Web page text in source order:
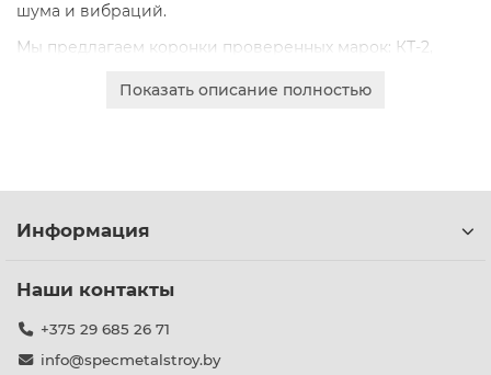
шума и вибраций.
Мы предлагаем коронки проверенных марок: КТ-2,
износостойкостью, стабильностью геометрии и долгим
онлайн-заявку для получения коммерческого
Показать описание полностью
Информация
Наши контакты
+375 29 685 26 71
info@specmetalstroy.by